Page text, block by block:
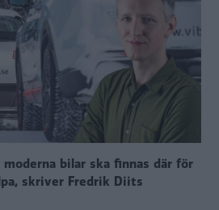
bilar ska finnas där för
skriver Fredrik Diits